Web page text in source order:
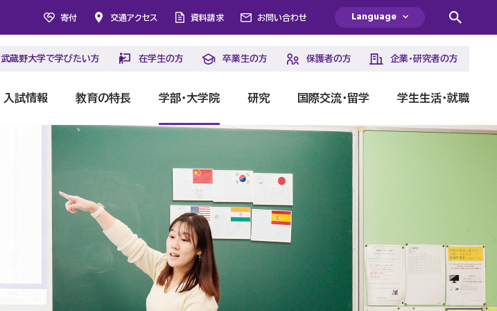
寄付 交通アクセス 資料請求 お問い合わせ Language
武蔵野大学で学びたい方 在学生の方 卒業生の方 保護者の方 企業・研究者の方
入試情報 教育の特長 学部・大学院 研究 国際交流・留学 学生生活・就職